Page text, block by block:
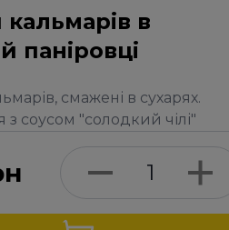
кальмарів в
паніровці
смажені в сухарях.
з соусом "солодкий чілі"